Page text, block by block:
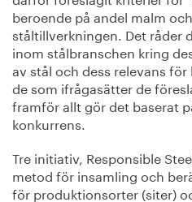
beroende på andel malm
ståltillverkningen. Det råder
inom stålbranschen kring
av stål och dess relevans
de som ifrågasätter de
framför allt gör det baserat
konkurrens.
Tre initiativ, Responsible
metod för insamling och
för produktionsorter (siter)